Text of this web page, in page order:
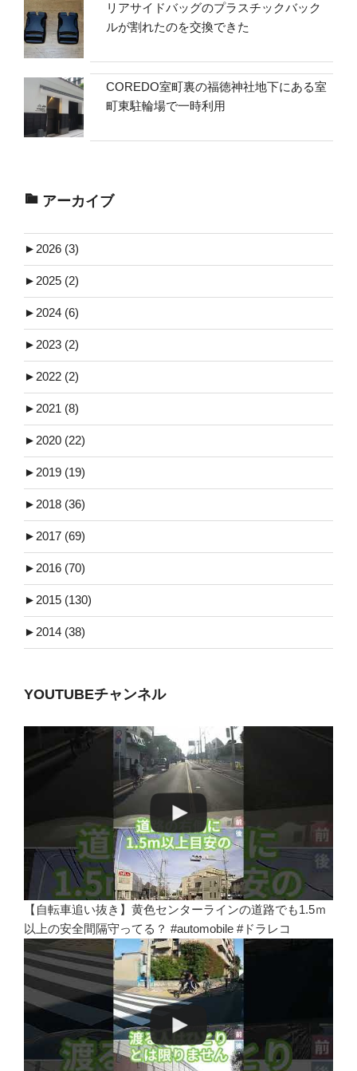
リアサイドバッグのプラスチックバック
ルが割れたのを交換できた
COREDO室町裏の福徳神社地下にある室
町東駐輪場で一時利用
アーカイブ
► 2026 (3)
► 2025 (2)
► 2024 (6)
► 2023 (2)
► 2022 (2)
► 2021 (8)
► 2020 (22)
► 2019 (19)
► 2018 (36)
► 2017 (69)
► 2016 (70)
► 2015 (130)
► 2014 (38)
YOUTUBEチャンネル
【自転車追い抜き】黄色センターラインの道路でも1.5ｍ
以上の安全間隔守ってる？ #automobile #ドラレコ